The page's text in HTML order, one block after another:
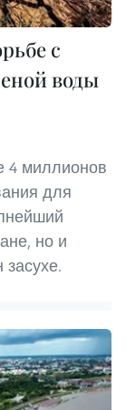
с
воды
4 миллионов
для
но и